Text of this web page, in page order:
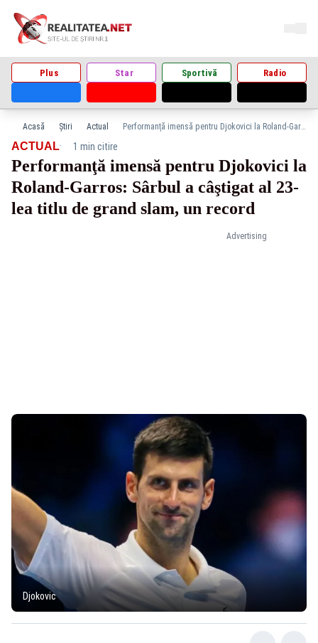
Plus Star Sportivă Radio
Acasă Știri Actual Performanţă imensă pentru Djokovici la Roland-Garros: Sârbul a câştigat al 23-lea titlu de grand slam, un record
Advertising
ACTUAL· 1 min citire
Performanţă imensă pentru Djokovici la
Roland-Garros: Sârbul a câştigat al 23-
lea titlu de grand slam, un record
Djokovic